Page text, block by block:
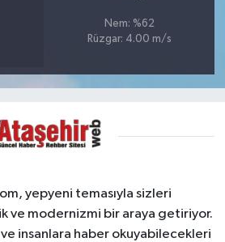
Nem: %62
Rüzgar: 4.00 m/s
yepyeni temasıyla sizleri
ve modernizmi bir araya getiriyor.
insanlara haber okuyabilecekleri